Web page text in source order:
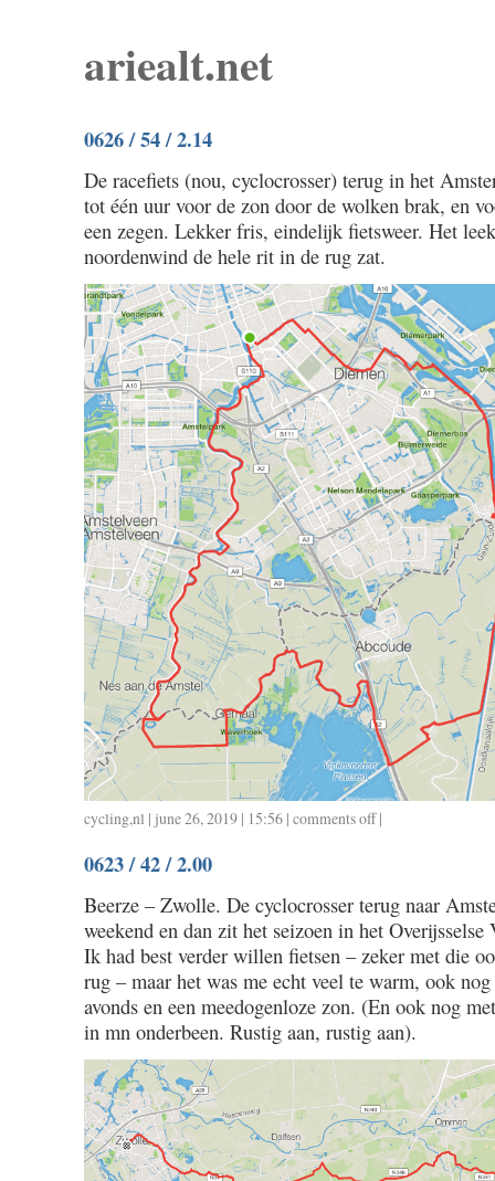
ariealt.net
0626 / 54 / 2.14
De racefiets (nou, cyclocrosser) terug in het
tot één uur voor de zon door de wolken brak, en
een zegen. Lekker fris, eindelijk fietsweer. Het
noordenwind de hele rit in de rug zat.
cycling,nl | june 26, 2019 | 15:56 | comments offon
/
2.14
|
0623 / 42 / 2.00
Beerze – Zwolle. De cyclocrosser terug naar
weekend en dan zit het seizoen in het Overijsselse
Ik had best verder willen fietsen – zeker met die
rug – maar het was me echt veel te warm, ook nog
avonds en een meedogenloze zon. (En ook nog
in mn onderbeen. Rustig aan, rustig aan).